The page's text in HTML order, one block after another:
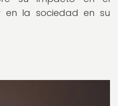
en la sociedad en su